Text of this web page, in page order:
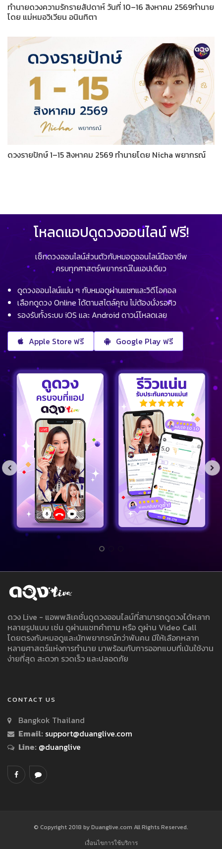
ทำนายดวงความรักรายสัปดาห์ วันที่ 10–16 สิงหาคม 2569ทำนาย
โดย แม่หมอวิเวียน อนินทิตา
ดวงรายปักษ์ 1–15 สิงหาคม 2569 ทำนายโดย Nicha พยากรณ์
โหลดแอปดูดวงออนไลน์ ฟรี!
เช็กดวงออนไลน์ส่วนตัวกับหมอดูออนไลน์มืออาชีพ
ครบทุกศาสตร์พยากรณ์ในแอปเดียว
ดูดวงออนไลน์แม่น ๆ กับหมอดูผ่านแชทและวิดีโอคอล
เลือกดูดวง Online ได้ตามสไตล์คุณ ไม่ต้องนั่งรอคิว
รองรับทั้งระบบ iOS และ Android ดาวน์โหลดเลย
Apple Store ฟรี Google Play ฟรี
ดวง Live - แอพพลิเคชั่นดูดวงออนไลน์ที่สามารถดูดวงได้หลาก
หลายรูปแบบ เช่น ดูผ่านแชทคำถาม หรือ ดูผ่าน Video Call
โดยตรงกับหมอดูและนักพยากรณ์กว่าพันคน มีให้เลือกหลาก
หลายศาสตร์แห่งการทำนาย มาพร้อมกับการออกแบบที่เน้นใช้งาน
ง่ายที่สุด สะดวก รวดเร็ว และปลอดภัย
CONTACT US
Bangkok Thailand
Email: support@duanglive.com
Line: @duanglive
© Copyright 2018 by Duanglive.com All Rights Reserved.
เงื่อนไขการใช้บริการ